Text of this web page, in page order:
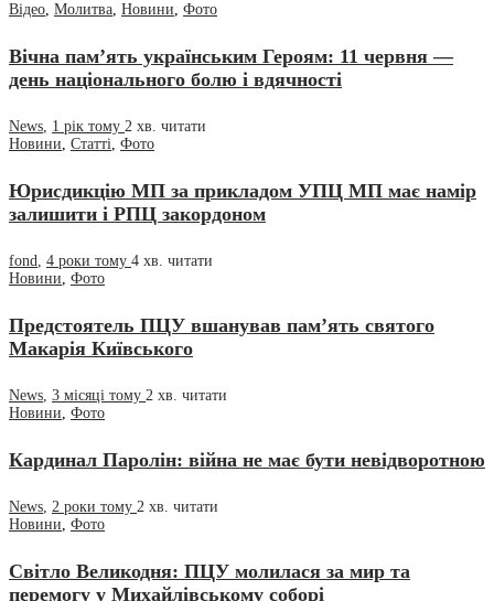
Відео, Молитва, Новини, Фото
Вічна пам’ять українським Героям: 11 червня —
день національного болю і вдячності
News, 1 рік тому 2 хв. читати
Новини, Статті, Фото
Юрисдикцію МП за прикладом УПЦ МП має намір
залишити і РПЦ закордоном
fond, 4 роки тому 4 хв. читати
Новини, Фото
Предстоятель ПЦУ вшанував пам’ять святого
Макарія Київського
News, 3 місяці тому 2 хв. читати
Новини, Фото
Кардинал Паролін: війна не має бути невідворотною
News 2 роки тому 2 хв. читати
Новини Фото
Світло Великодня: ПЦУ молилася за мир та
перемогу у Михайлівському соборі